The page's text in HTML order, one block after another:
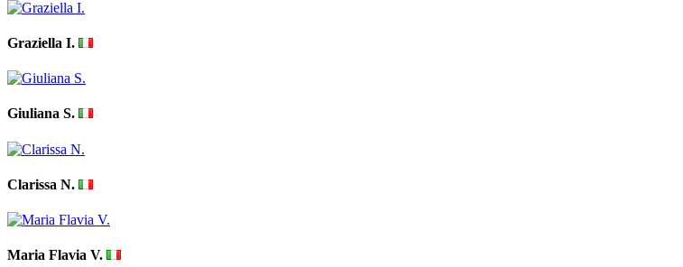
Graziella I.
Giuliana S.
Clarissa N.
Maria Flavia V.